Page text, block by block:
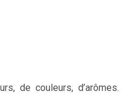
de couleurs, d’arômes.